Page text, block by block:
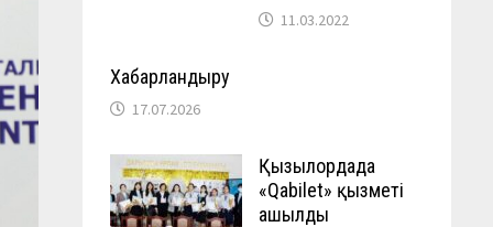
11.03.2022
Хабарландыру
17.07.2026
Қызылордада
«Qabilet» қызметі
ашылды